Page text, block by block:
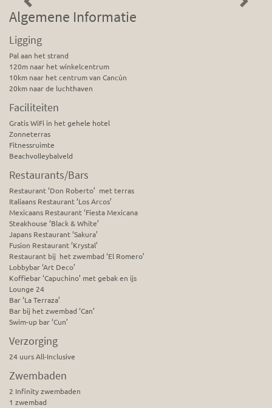
Previous Next
Algemene Informatie
Ligging
Pal aan het strand
120m naar het winkelcentrum
10km naar het centrum van Cancún
20km naar de luchthaven
Faciliteiten
Gratis WiFi in het gehele hotel
Zonneterras
Fitnessruimte
Beachvolleybalveld
Restaurants/Bars
Restaurant ‘Don Roberto’ met terras
Italiaans Restaurant ‘Los Arcos’
Mexicaans Restaurant ‘Fiesta Mexicana
Steakhouse ‘Black & White’
Japans Restaurant ‘Sakura’
Fusion Restaurant ‘Krystal’
Restaurant bij het zwembad ‘El Romero’
Lobbybar ‘Art Deco’
Koffiebar ‘Capuchino’ met gebak en ijs
Lounge 24
Bar ‘La Terraza’
Bar bij het zwembad ‘Can’
Swim-up bar ‘Cun’
Verzorging
24 uurs All-Inclusive
Zwembaden
2 Infinity zwembaden
1 zwembad